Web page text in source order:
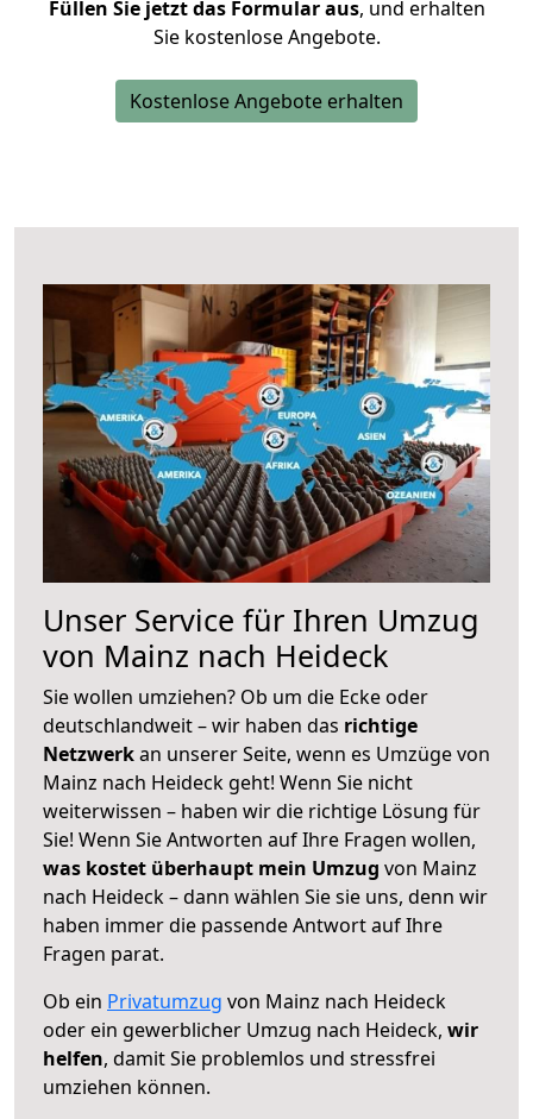
Füllen Sie jetzt das Formular aus, und erhalten
Sie kostenlose Angebote.
Kostenlose Angebote erhalten
Unser Service für Ihren Umzug
von Mainz nach Heideck
Sie wollen umziehen? Ob um die Ecke oder
deutschlandweit – wir haben das richtige
Netzwerkan unserer Seite, wenn es Umzüge von
Mainz nach Heideck geht! Wenn Sie nicht
weiterwissen – haben wir die richtige Lösung für
Sie! Wenn Sie Antworten auf Ihre Fragen wollen,
was kostet überhaupt mein Umzug von Mainz
nach Heideck – dann wählen Sie sie uns, denn wir
haben immer die passende Antwort auf Ihre
Fragen parat.
Ob ein Privatumzug von Mainz nach Heideck
oder ein gewerblicher Umzug nach Heideck, wir
helfen, damit Sie problemlos und stressfrei
umziehen können.